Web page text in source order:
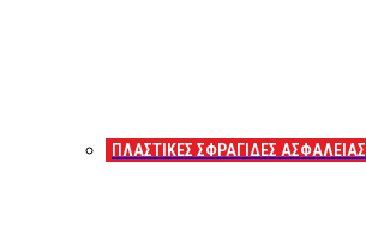
ΠΛΑΣΤΙΚΕΣ ΣΦΡΑΓΙΔΕΣ ΑΣΦΑΛΕΙΑΣ